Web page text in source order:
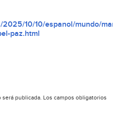
10/10/espanol/mundo/
paz.html
publicada. Los campos obligatorios